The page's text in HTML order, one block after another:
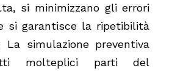
si minimizzano gli errori
si garantisce la ripetibilità
La simulazione preventiva
molteplici parti del